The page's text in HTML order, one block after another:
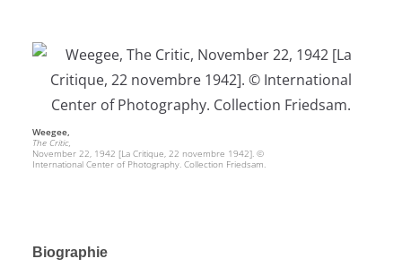
Weegee,
The Critic,
November 22, 1942 [La Critique, 22 novembre 1942]. ©
International Center of Photography. Collection Friedsam.
Biographie